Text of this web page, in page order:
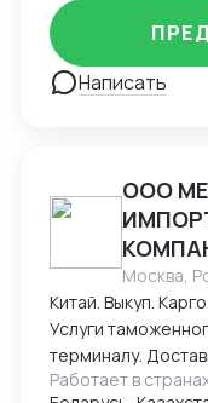
Написать
ООО
Москва,
Китай. Выкуп.
Услуги
терминалу.
консультация.
Работает в